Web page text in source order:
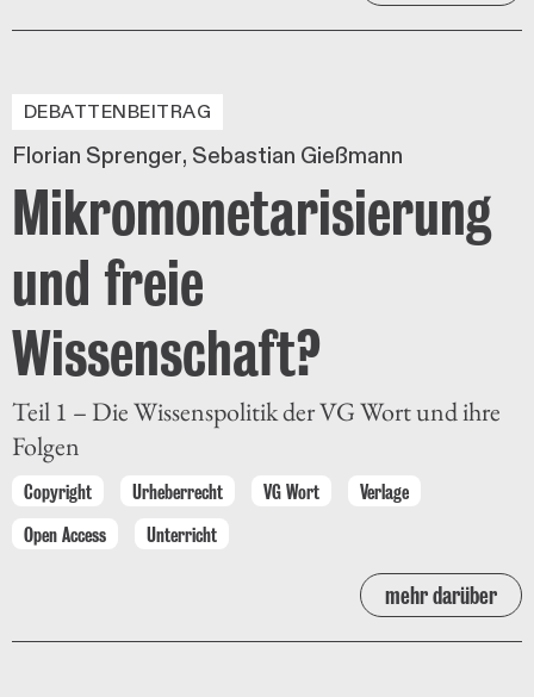
DEBATTENBEITRAG
Florian Sprenger Sebastian Gießmann
Mikromonetarisierung
und freie
Wissenschaft?
Teil 1 – Die Wissenspolitik der VG Wort und ihre
Folgen
Copyright Urheberrecht VG Wort
Verlage
Open Access
Unterricht
mehr darüber